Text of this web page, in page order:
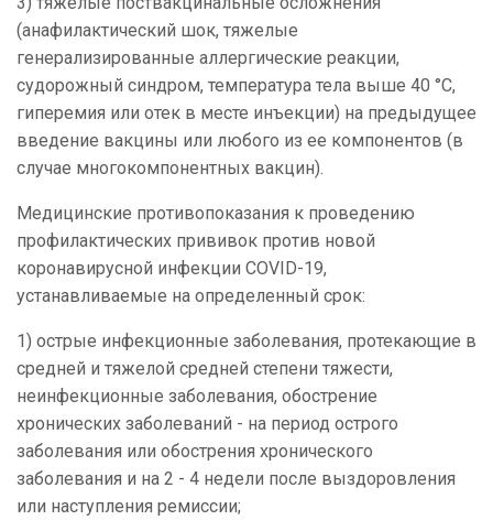
(анафилактический шок, тяжелые
генерализированные аллергические реакции,
судорожный синдром, температура тела выше 40 °C,
гиперемия или отек в месте инъекции) на предыдущее
введение вакцины или любого из ее компонентов (в
случае многокомпонентных вакцин).
Медицинские противопоказания к проведению
профилактических прививок против новой
коронавирусной инфекции COVID-19,
устанавливаемые на определенный срок:
1) острые инфекционные заболевания, протекающие в
средней и тяжелой средней степени тяжести,
неинфекционные заболевания, обострение
хронических заболеваний - на период острого
заболевания или обострения хронического
заболевания и на 2 - 4 недели после выздоровления
или наступления ремиссии;